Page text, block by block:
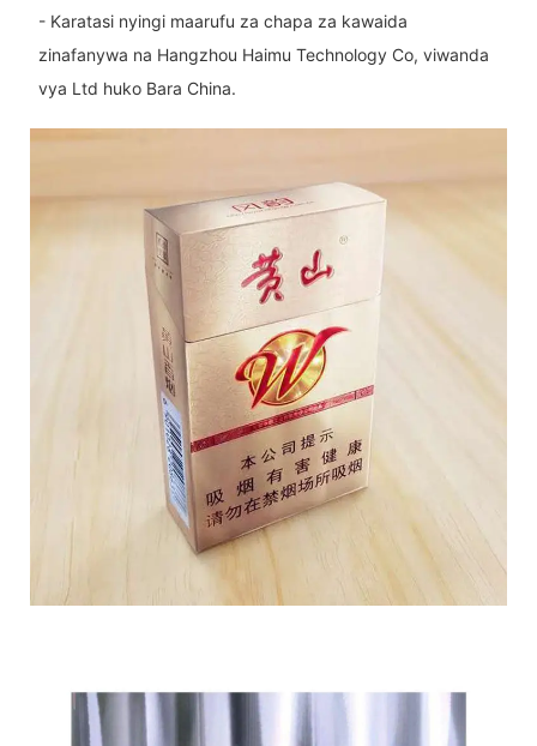
- Karatasi nyingi maarufu za chapa za kawaida
zinafanywa na Hangzhou Haimu Technology Co, viwanda
vya Ltd huko Bara China.